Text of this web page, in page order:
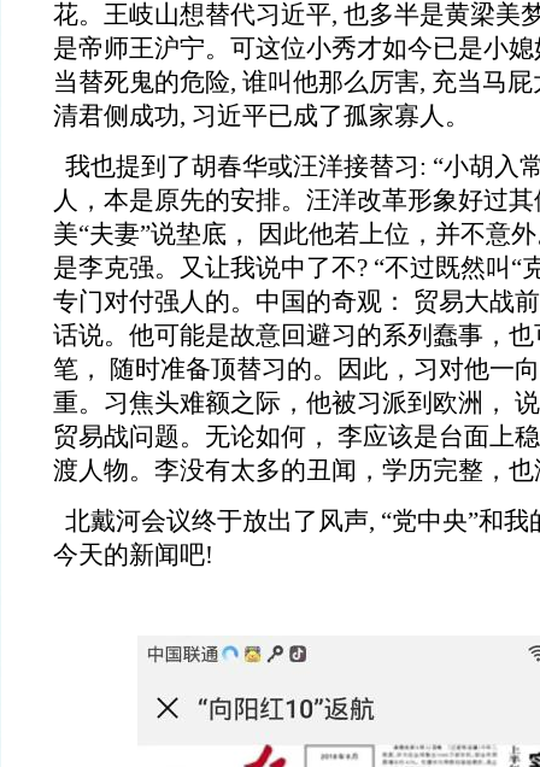
花。王岐山想替代习近平, 也多半是黄梁美
是帝师王沪宁。可这位小秀才如今已是小
当替死鬼的危险, 谁叫他那么厉害, 充当马
清君侧成功, 习近平已成了孤家寡人。
我也提到了胡春华或汪洋接替习: “小胡入
人，本是原先的安排。汪洋改革形象好过
美“夫妻”说垫底， 因此他若上位，并不意
是李克强。又让我说中了不? “不过既然叫“
专门对付强人的。中国的奇观： 贸易大战
话说。他可能是故意回避习的系列蠢事，
笔， 随时准备顶替习的。因此，习对他一
重。习焦头难额之际，他被习派到欧洲，
贸易战问题。无论如何， 李应该是台面上
渡人物。李没有太多的丑闻，学历完整，也
北戴河会议终于放出了风声, “党中央”和
今天的新闻吧!